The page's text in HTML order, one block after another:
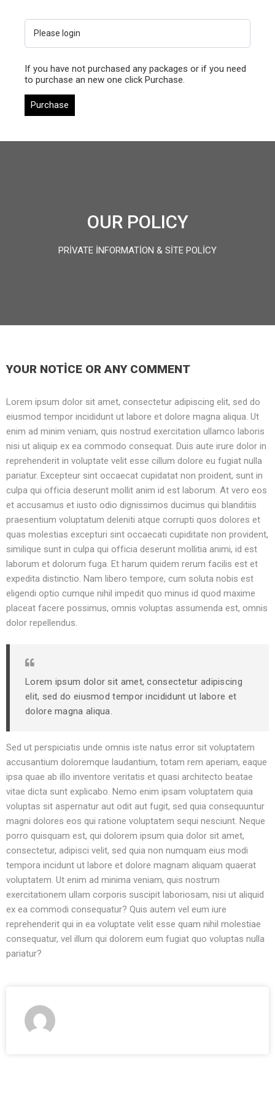
Please login
If you have not purchased any packages or if you need
to purchase an new one click Purchase.
Purchase
OUR POLICY
PRIVATE INFORMATION & SITE POLICY
YOUR NOTICE OR ANY COMMENT
Lorem ipsum dolor sit amet, consectetur adipiscing elit, sed do
eiusmod tempor incididunt ut labore et dolore magna aliqua. Ut
enim ad minim veniam, quis nostrud exercitation ullamco laboris
nisi ut aliquip ex ea commodo consequat. Duis aute irure dolor in
reprehenderit in voluptate velit esse cillum dolore eu fugiat nulla
pariatur. Excepteur sint occaecat cupidatat non proident, sunt in
culpa qui officia deserunt mollit anim id est laborum. At vero eos
et accusamus et iusto odio dignissimos ducimus qui blanditiis
praesentium voluptatum deleniti atque corrupti quos dolores et
quas molestias excepturi sint occaecati cupiditate non provident,
similique sunt in culpa qui officia deserunt mollitia animi, id est
laborum et dolorum fuga. Et harum quidem rerum facilis est et
expedita distinctio. Nam libero tempore, cum soluta nobis est
eligendi optio cumque nihil impedit quo minus id quod maxime
placeat facere possimus, omnis voluptas assumenda est, omnis
dolor repellendus.
Lorem ipsum dolor sit amet, consectetur adipiscing
elit, sed do eiusmod tempor incididunt ut labore et
dolore magna aliqua.
Sed ut perspiciatis unde omnis iste natus error sit voluptatem
accusantium doloremque laudantium, totam rem aperiam, eaque
ipsa quae ab illo inventore veritatis et quasi architecto beatae
vitae dicta sunt explicabo. Nemo enim ipsam voluptatem quia
voluptas sit aspernatur aut odit aut fugit, sed quia consequuntur
magni dolores eos qui ratione voluptatem sequi nesciunt. Neque
porro quisquam est, qui dolorem ipsum quia dolor sit amet,
consectetur, adipisci velit, sed quia non numquam eius modi
tempora incidunt ut labore et dolore magnam aliquam quaerat
voluptatem. Ut enim ad minima veniam, quis nostrum
exercitationem ullam corporis suscipit laboriosam, nisi ut aliquid
ex ea commodi consequatur? Quis autem vel eum iure
reprehenderit qui in ea voluptate velit esse quam nihil molestiae
consequatur, vel illum qui dolorem eum fugiat quo voluptas nulla
pariatur?